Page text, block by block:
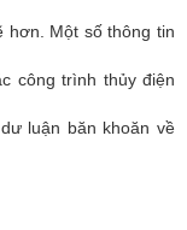
hơn. Một số thông tin
công trình thủy điện
luận băn khoăn về